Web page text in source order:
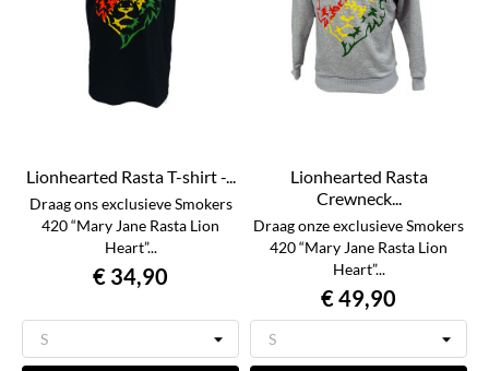
Lionhearted Rasta T-shirt -...
Draag ons exclusieve Smokers
420 “Mary Jane Rasta Lion
Heart”...
€ 34,90
Lionhearted Rasta
Crewneck...
Draag onze exclusieve Smokers
420 “Mary Jane Rasta Lion
Heart”...
€ 49,90